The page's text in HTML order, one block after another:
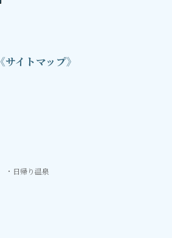
《サイトマップ》
日帰り温泉